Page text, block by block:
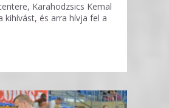
Karahodzsics Kemal
kihívást, és arra hívja fel a